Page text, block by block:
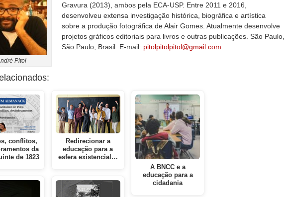
Pitol
Gravura (2013), ambos pela ECA-USP. Entre 2011 e 2016,
desenvolveu extensa investigação histórica, biográfica e artística
sobre a produção fotográfica de Alair Gomes. Atualmente desenvolve
projetos gráficos editoriais para livros e outras publicações. São Paulo,
São Paulo, Brasil. E-mail: pitolpitolpitol@gmail.com
conflitos,
da
de 1823
Redirecionar a
educação para a
esfera existencial…
A BNCC e a
educação para a
cidadania